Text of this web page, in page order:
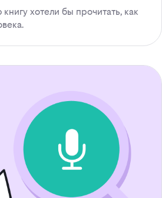
хотели бы прочитать, как